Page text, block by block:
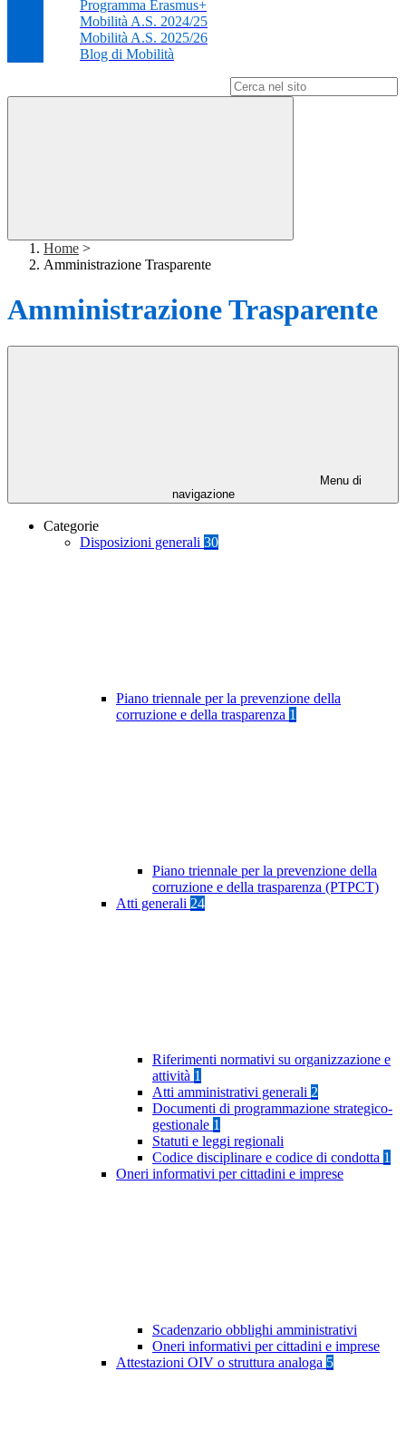
Programma Erasmus+
Mobilità A.S. 2024/25
Mobilità A.S. 2025/26
Blog di Mobilità
Home >
Amministrazione Trasparente
Amministrazione Trasparente
Menu di
navigazione
Categorie
Disposizioni generali 30
Piano triennale per la prevenzione della
corruzione e della trasparenza 1
Piano triennale per la prevenzione della
corruzione e della trasparenza (PTPCT)
Atti generali 24
Riferimenti normativi su organizzazione e
attività 1
Atti amministrativi generali 2
Documenti di programmazione strategico-
gestionale 1
Statuti e leggi regionali
Codice disciplinare e codice di condotta 1
Oneri informativi per cittadini e imprese
Scadenzario obblighi amministrativi
Oneri informativi per cittadini e imprese
Attestazioni OIV o struttura analoga 5